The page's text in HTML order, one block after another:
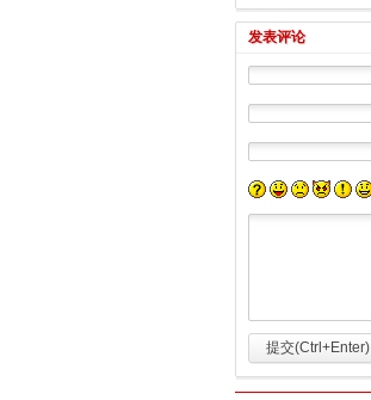
发表评论
提交(Ctrl+Enter)